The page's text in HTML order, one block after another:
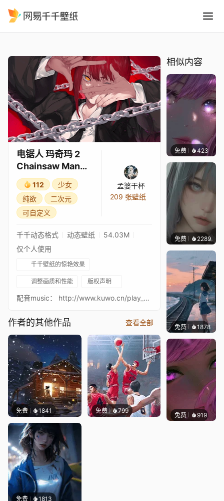
电锯人 玛奇玛 2
Chainsaw Man
Makima
112
少女
纯欲
二次元
可自定义
孟婆干杯
209 张壁纸
千千动态格式 动态壁纸
54.03M
仅个人使用
千千壁纸的惊艳效果
调整画质和性能 版权声明
配音music： http://www.kuwo.cn/play_detail/4316108原画与作者信息：创建者： kosmo1214出处：pixiv #103723519素材：电锯侠角色：makima（电锯人）侵权必删，转载须注明出处及原画信息，勿做商用。生活不易。如果你想支持我，可以点击下面扫码捐助一波。也可以定制一张属于你的壁纸。 点击此处可微信扫码捐助 Bilibili传送门（欢迎来点赞） [space.bilibili.com] Life is not easy and the income is not high. If you want to support me, you can give me a steam gift card.You can also customize a wallpaper that belongs to you.
作者的其他作品 查看全部
免费 1841 免费 799
免费 1813
相似内容
免费 423辰东
免费 2289辰东
免费 1878辰东
免费 919辰东